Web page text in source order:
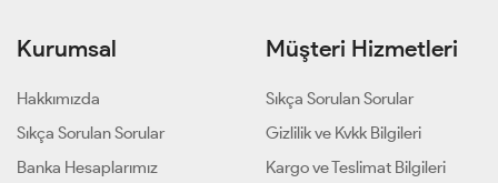
Kurumsal
Hakkımızda
Sıkça Sorulan Sorular
Banka Hesaplarımız
Müşteri Hizmetleri
Sıkça Sorulan Sorular
Gizlilik ve Kvkk Bilgileri
Kargo ve Teslimat Bilgileri